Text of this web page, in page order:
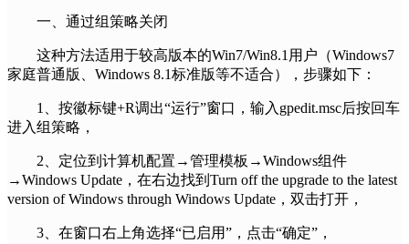
一、通过组策略关闭
这种方法适用于较高版本的Win7/Win8.1用户（Windows7
家庭普通版、Windows 8.1标准版等不适合），步骤如下：
1、按徽标键+R调出“运行”窗口，输入gpedit.msc后按回车
进入组策略，
2、定位到计算机配置→管理模板→Windows组件
→Windows Update，在右边找到Turn off the upgrade to the latest
version of Windows through Windows Update，双击打开，
3、在窗口右上角选择“已启用”，点击“确定”，